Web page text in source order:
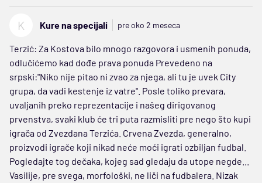
K Kure na specijali pre oko 2 meseca
Terzić: Za Kostova bilo mnogo razgovora i usmenih ponuda,
odlučićemo kad dođe prava ponuda Prevedeno na
srpski:"Niko nije pitao ni zvao za njega, ali tu je uvek City
grupa, da vadi kestenje iz vatre". Posle toliko prevara,
uvaljanih preko reprezentacije i našeg dirigovanog
prvenstva, svaki klub će tri puta razmisliti pre nego što kupi
igrača od Zvezdana Terzića. Crvena Zvezda, generalno,
proizvodi igrače koji nikad neće moći igrati ozbiljan fudbal.
Pogledajte tog dečaka, kojeg sad gledaju da utope negde...
Vasilije, pre svega, morfološki, ne liči na fudbalera. Nizak